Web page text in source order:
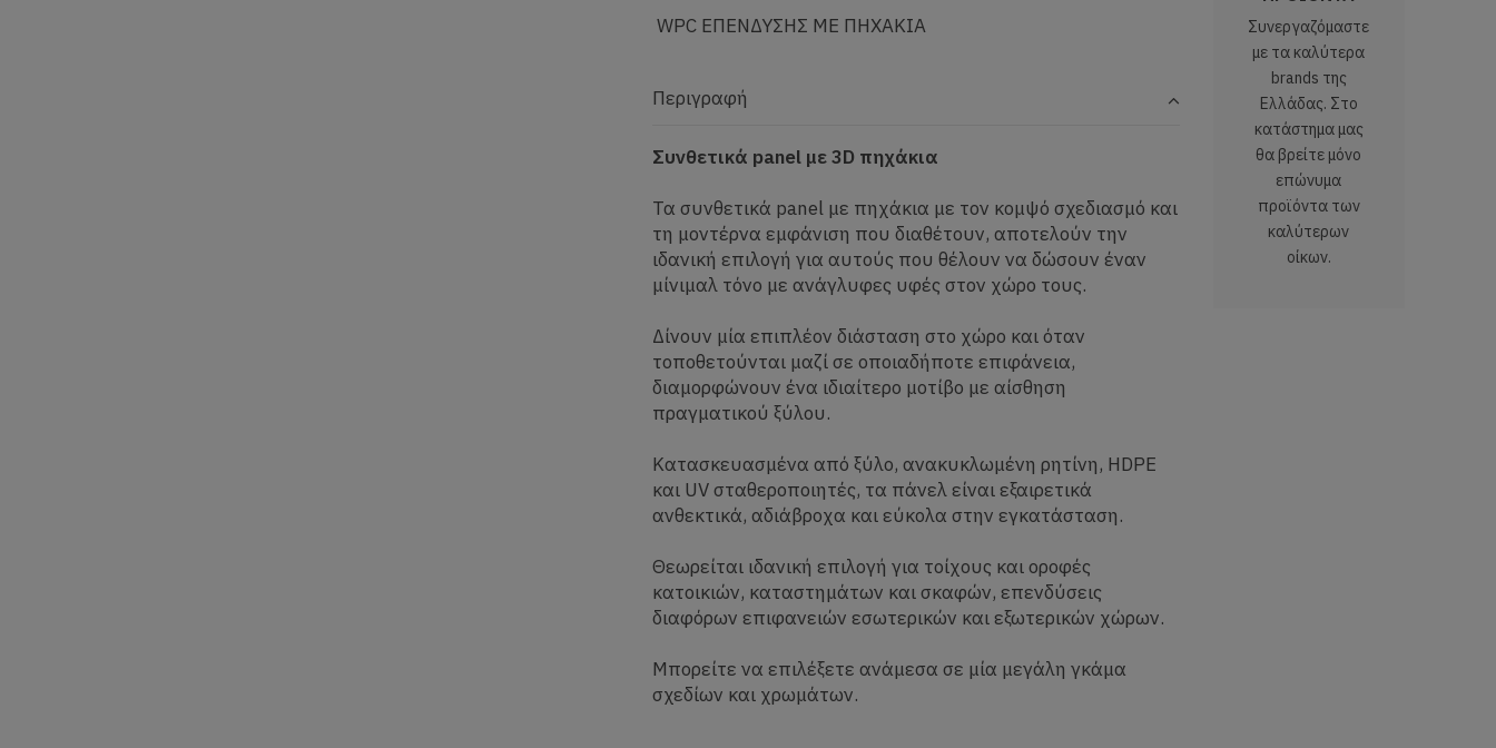
WPC ΕΠΕΝΔΥΣΗΣ ΜΕ ΠΗΧΑΚΙΑ
Περιγραφή
Συνθετικά panel με 3D πηχάκια
Τα συνθετικά panel με πηχάκια με τον κομψό σχεδιασμό και
τη μοντέρνα εμφάνιση που διαθέτουν, αποτελούν την
ιδανική επιλογή για αυτούς που θέλουν να δώσουν έναν
μίνιμαλ τόνο με ανάγλυφες υφές στον χώρο τους.
Δίνουν μία επιπλέον διάσταση στο χώρο και όταν
τοποθετούνται μαζί σε οποιαδήποτε επιφάνεια,
διαμορφώνουν ένα ιδιαίτερο μοτίβο με αίσθηση
πραγματικού ξύλου.
Κατασκευασμένα από ξύλο, ανακυκλωμένη ρητίνη, HDPE
και UV σταθεροποιητές, τα πάνελ είναι εξαιρετικά
ανθεκτικά, αδιάβροχα και εύκολα στην εγκατάσταση.
Θεωρείται ιδανική επιλογή για τοίχους και οροφές
κατοικιών, καταστημάτων και σκαφών, επενδύσεις
διαφόρων επιφανειών εσωτερικών και εξωτερικών χώρων.
Μπορείτε να επιλέξετε ανάμεσα σε μία μεγάλη γκάμα
σχεδίων και χρωμάτων.
Συνεργαζόμαστε
με τα καλύτερα
brands της
Ελλάδας. Στο
κατάστημα μας
θα βρείτε μόνο
επώνυμα
προϊόντα των
καλύτερων
οίκων.